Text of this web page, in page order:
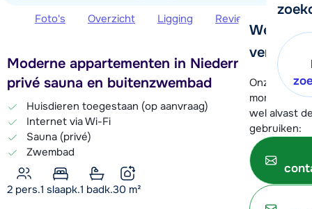
We
verder!
Onze
moment
wel alvast
gebruiken:
Foto's Overzicht Ligging Reviews
Moderne appartementen in Niedernsill met
privé sauna en buitenzwembad
Huisdieren toegestaan (op aanvraag)
Internet via Wi-Fi
Sauna (privé)
Zwembad
2 pers.1 slaapk.1 badk.30 m²